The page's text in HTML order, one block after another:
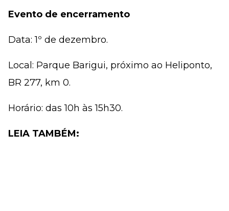
Evento de encerramento
Data: 1º de dezembro.
Local: Parque Barigui, próximo ao Heliponto,
BR 277, km 0.
Horário: das 10h às 15h30.
LEIA TAMBÉM: